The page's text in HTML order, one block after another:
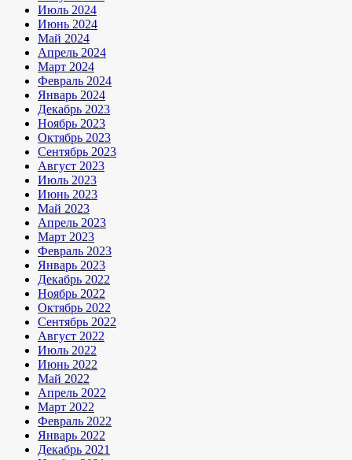
Июль 2024
Июнь 2024
Май 2024
Апрель 2024
Март 2024
Февраль 2024
Январь 2024
Декабрь 2023
Ноябрь 2023
Октябрь 2023
Сентябрь 2023
Август 2023
Июль 2023
Июнь 2023
Май 2023
Апрель 2023
Март 2023
Февраль 2023
Январь 2023
Декабрь 2022
Ноябрь 2022
Октябрь 2022
Сентябрь 2022
Август 2022
Июль 2022
Июнь 2022
Май 2022
Апрель 2022
Март 2022
Февраль 2022
Январь 2022
Декабрь 2021